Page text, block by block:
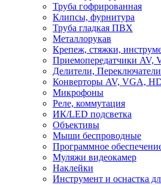
Труба гофрированная
Клипсы, фурнитура
Труба гладкая ПВХ
Металлорукав
Крепеж, стяжки,
Приемопередатчики AV,
Делители,
Конверторы AV, VGA,
Микрофоны
Реле, коммутация
ИК/LED подсветка
Объективы
Мыши беспроводные
Программное
Муляжи видеокамер
Наклейки
Инструмент и оснастка